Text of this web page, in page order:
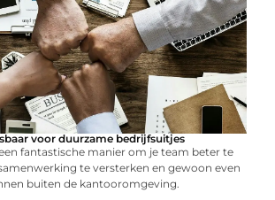
voor duurzame bedrijfsuitjes
fantastische manier om je team beter te
te versterken en gewoon even
buiten de kantooromgeving.